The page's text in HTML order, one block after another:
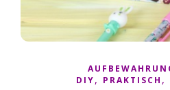
DIY, PRAKTISCH ,